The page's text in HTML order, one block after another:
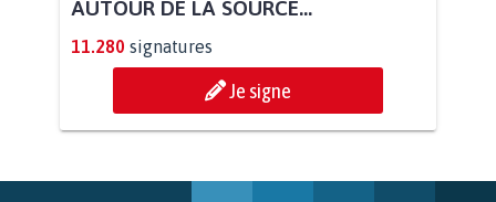
STOP AU PROJET AGRIVOLTAÏQUE